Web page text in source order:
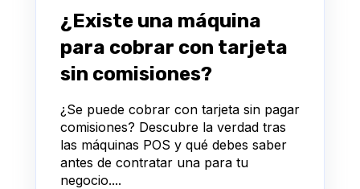
¿Existe una máquina
para cobrar con tarjeta
sin comisiones?
¿Se puede cobrar con tarjeta sin pagar
comisiones? Descubre la verdad tras
las máquinas POS y qué debes saber
antes de contratar una para tu
negocio....